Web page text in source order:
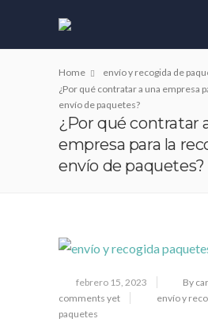
Home
envío y recogida de
¿Por qué contratar a una empresa
envío de paquetes?
¿Por qué contratar
empresa para la
envío de paquetes?
febrero 15, 2023 By
comments yet
envío y
paquetes